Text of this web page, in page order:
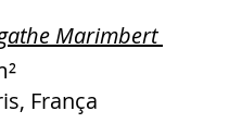
Marimbert
França